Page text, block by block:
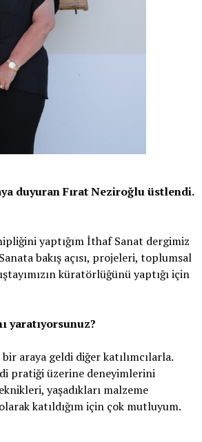
duyuran Fırat Neziroğlu üstlendi.
yaptığım İthaf Sanat dergimiz
bakış açısı, projeleri, toplumsal
küratörlüğünü yaptığı için
yaratıyorsunuz?
araya geldi diğer katılımcılarla.
pratiği üzerine deneyimlerini
yaşadıkları malzeme
katıldığım için çok mutluyum.